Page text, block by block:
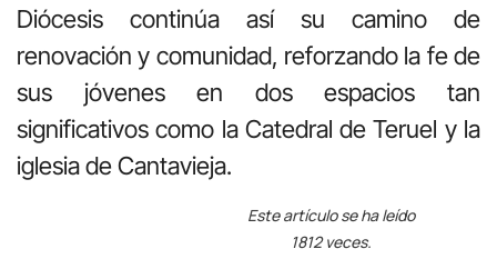
Diócesis continúa así su camino de
renovación y comunidad, reforzando la fe de
sus jóvenes en dos espacios tan
significativos como la Catedral de Teruel y la
iglesia de Cantavieja.
Este artículo se ha leído
1812 veces.